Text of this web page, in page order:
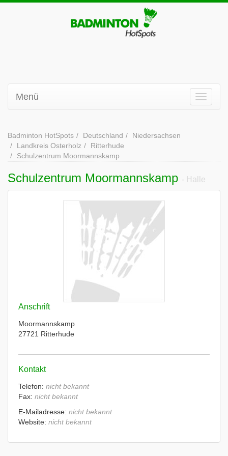
Menü
Badminton HotSpots Deutschland
Niedersachsen
Landkreis Osterholz
Ritterhude
Schulzentrum Moormannskamp
Schulzentrum Moormannskamp - Halle
Anschrift
Moormannskamp
27721 Ritterhude
Kontakt
Telefon: nicht bekannt
Fax: nicht bekannt
E-Mailadresse: nicht bekannt
Website: nicht bekannt